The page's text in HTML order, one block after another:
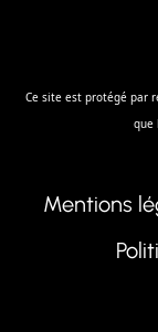
Ce site est protégé par
que
Mentions